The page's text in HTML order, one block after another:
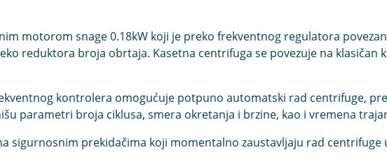
motorom snage 0.18kW koji je preko frekventnog regulatora
reduktora broja obrtaja. Kasetna centrifuga se povezuje na klasičan
kontrolera omogućuje potpuno automatski rad centrifuge,
parametri broja ciklusa, smera okretanja i brzine, kao i vremena
sigurnosnim prekidačima koji momentalno zaustavljaju rad